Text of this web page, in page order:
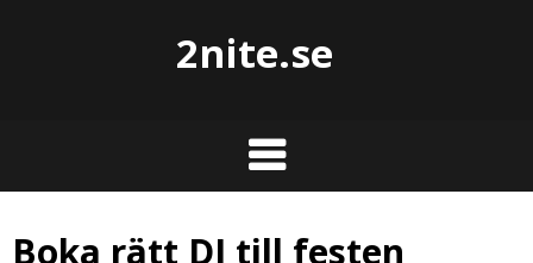
2nite.se
Boka rätt DJ till festen